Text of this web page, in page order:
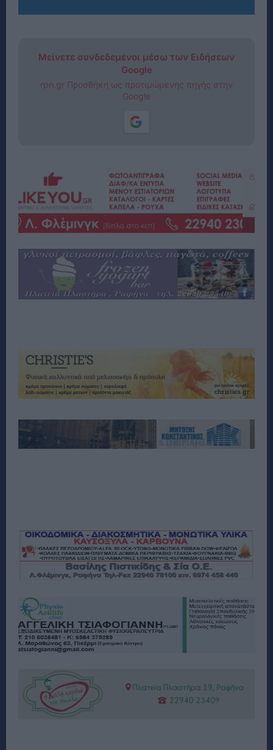
Μείνετε συνδεδεμένοι μέσω των Ειδήσεων
Google
rpn.gr Προσθήκη ως προτιμώμενης πηγής στην
Google